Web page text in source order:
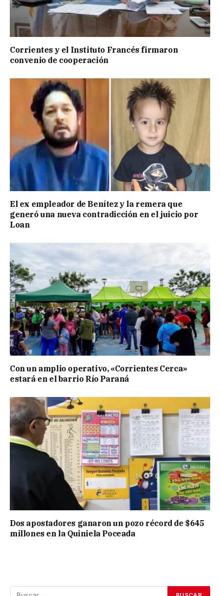
Corrientes y el Instituto Francés firmaron
convenio de cooperación
El ex empleador de Benítez y la remera que
generó una nueva contradicción en el juicio por
Loan
Con un amplio operativo, «Corrientes Cerca»
estará en el barrio Río Paraná
Dos apostadores ganaron un pozo récord de $645
millones en la Quiniela Poceada